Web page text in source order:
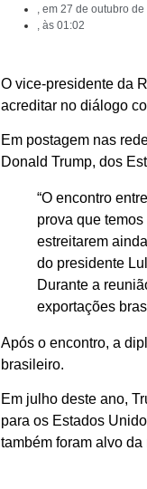
, em 27 de outubro de
, às 01:02
O vice-presidente da
acreditar no diálogo
Em postagem nas
Donald Trump, dos
“O encontro
prova que
estreitarem
do presidente
Durante a
exportações
Após o encontro, a
brasileiro.
Em julho deste ano,
para os Estados
também foram alvo